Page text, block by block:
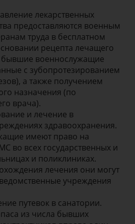
лекарственных
предоставляются военным
труда в бесплатном
рецепта лечащего
бывшие военнослужащие
с зубопротезированием
а также получением
назначения (по
врача).
и лечение в
здравоохранения.
имеют право на
во всех государственных и
и поликлиниках.
лечения они могут
учреждения
путевок в санатории.
из числа бывших